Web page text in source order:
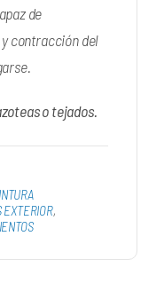
de
contracción del
o tejados.
EXTERIOR,